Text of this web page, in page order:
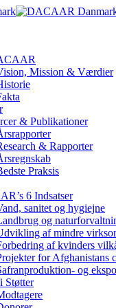
Mission & Værdier
& Publikationer
& Rapporter
Praksis
6 Indsatser
sanitet og hygiejne
og
af mindre
af kvinders
for Afghanistans
og
Støtter